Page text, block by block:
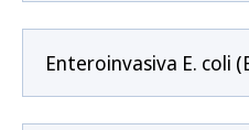
Enteroinvasiva E. coli